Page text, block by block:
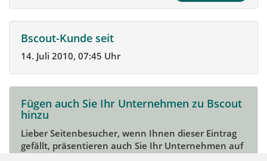
Bscout-Kunde seit
14. Juli 2010, 07:45 Uhr
Fügen auch Sie Ihr Unternehmen zu Bscout
hinzu
Lieber Seitenbesucher, wenn Ihnen dieser Eintrag
gefällt, präsentieren auch Sie Ihr Unternehmen auf